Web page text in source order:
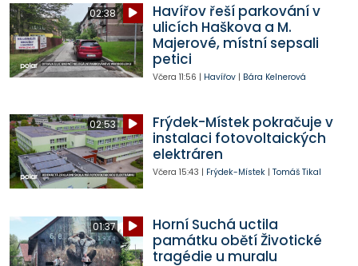
02:38
Havířov řeší parkování v
ulicích Haškova a M.
Majerové, místní sepsali
petici
Včera 11:56 | Havířov| Bára Kelnerová
02:53
Frýdek-Místek pokračuje v
instalaci fotovoltaických
elektráren
Včera 15:43 | Frýdek-Místek| Tomáš Tikal
01:37
Horní Suchá uctila
památku obětí Životické
tragédie u muralu